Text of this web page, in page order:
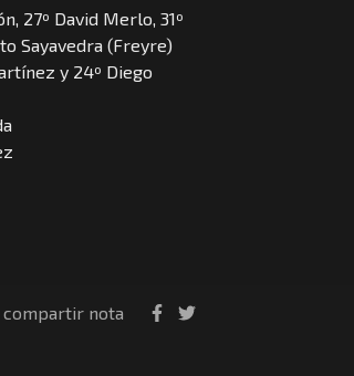
27º David Merlo, 31º
Sayavedra (Freyre)
y 24º Diego
compartir nota